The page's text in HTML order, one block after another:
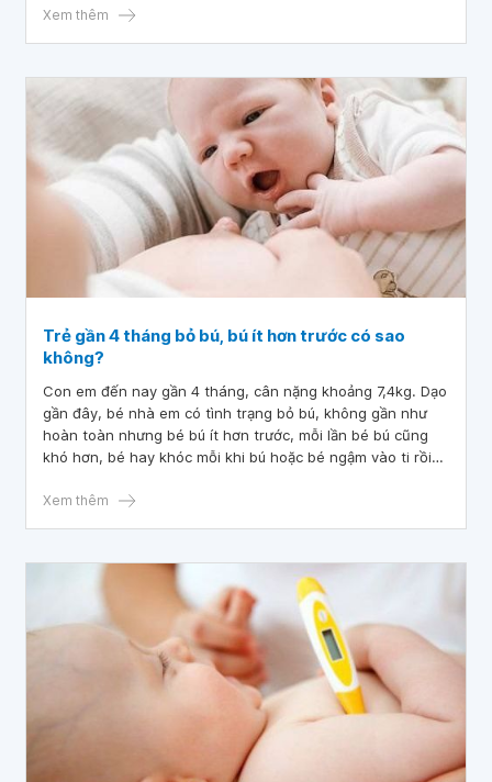
Xem thêm
Trẻ gần 4 tháng bỏ bú, bú ít hơn trước có sao
không?
Con em đến nay gần 4 tháng, cân nặng khoảng 7,4kg. Dạo
gần đây, bé nhà em có tình trạng bỏ bú, không gần như
hoàn toàn nhưng bé bú ít hơn trước, mỗi lần bé bú cũng
khó hơn, bé hay khóc mỗi khi bú hoặc bé ngậm vào ti rồi
ngoãn, không quấy khóc, vẫn chơi vui vẻ bình thường. Bác
Xem thêm